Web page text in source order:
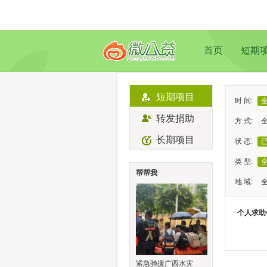
首页 短期
短期项目
转发捐助
长期项目
帮帮我
紧急驰援广西水灾
时 间:
方 式:
状 态:
类 型:
地 域:
个人求